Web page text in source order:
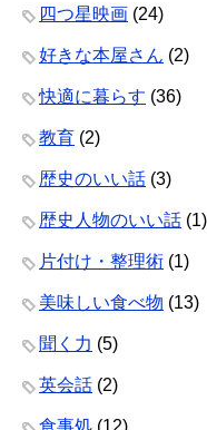
四つ星映画 (24)
好きな本屋さん (2)
快適に暮らす (36)
教育 (2)
歴史のいい話 (3)
歴史人物のいい話 (1)
片付け・整理術 (1)
美味しい食べ物 (13)
聞く力 (5)
英会話 (2)
食事処 (12)